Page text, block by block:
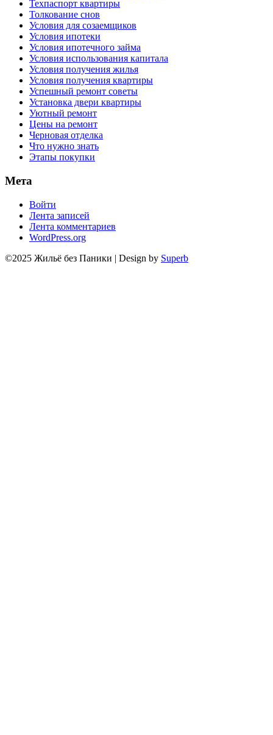
Техпаспорт квартиры
Толкование снов
Условия для созаемщиков
Условия ипотеки
Условия ипотечного займа
Условия использования капитала
Условия получения жилья
Условия получения квартиры
Успешный ремонт советы
Установка двери квартиры
Уютный ремонт
Цены на ремонт
Черновая отделка
Что нужно знать
Этапы покупки
Мета
Войти
Лента записей
Лента комментариев
WordPress.org
©2025 Жильё без Паники | Design by Superb